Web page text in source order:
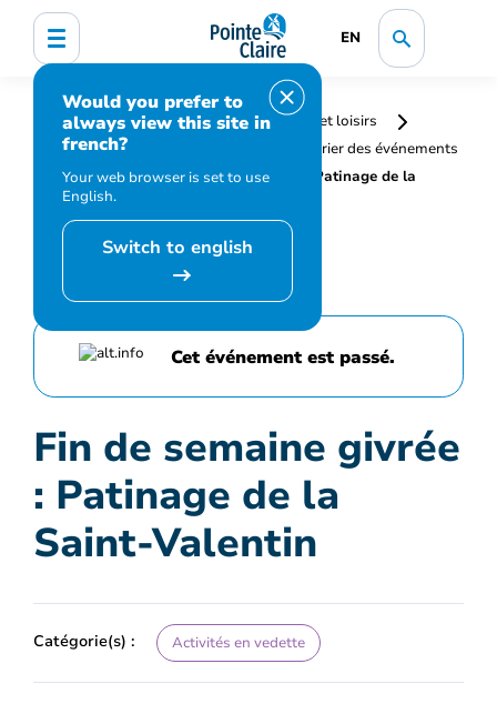
EN
Would you prefer to
always view this site in
french?
Your web browser is set to use
English.
Switch to english
Accueil
Bibliothèque, culture, sports et loisirs
Programmation et inscription
Calendrier des événements
et activités
Fin de semaine givrée : Patinage de la
Saint-Valentin
Cet événement est passé.
Fin de semaine givrée
: Patinage de la
Saint-Valentin
Catégorie(s) : Activités en vedette